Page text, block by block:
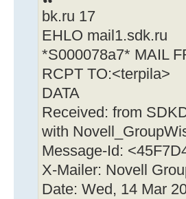
bk.ru 17
EHLO mail1.sdk.ru
*S000078a7* MAIL
RCPT TO:<terpila>
DATA
Received: from
with
Message-Id:
X-Mailer: Novell
Date: Wed, 14 Mar